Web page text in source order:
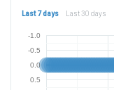
Last 7 days Last 30 days
-1.0
-0.5
0.0
0.5